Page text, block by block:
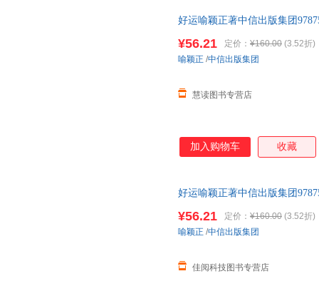
好运喻颖正著中信出版集团
¥56.21 定价： ¥160.00 (3.52折)
慧读图书专营店
喻颖正 /中信出版集团
加入购物车 收藏
好运喻颖正著中信出版集团
¥56.21 定价： ¥160.00 (3.52折)
佳阅科技图书专营店
喻颖正 /中信出版集团